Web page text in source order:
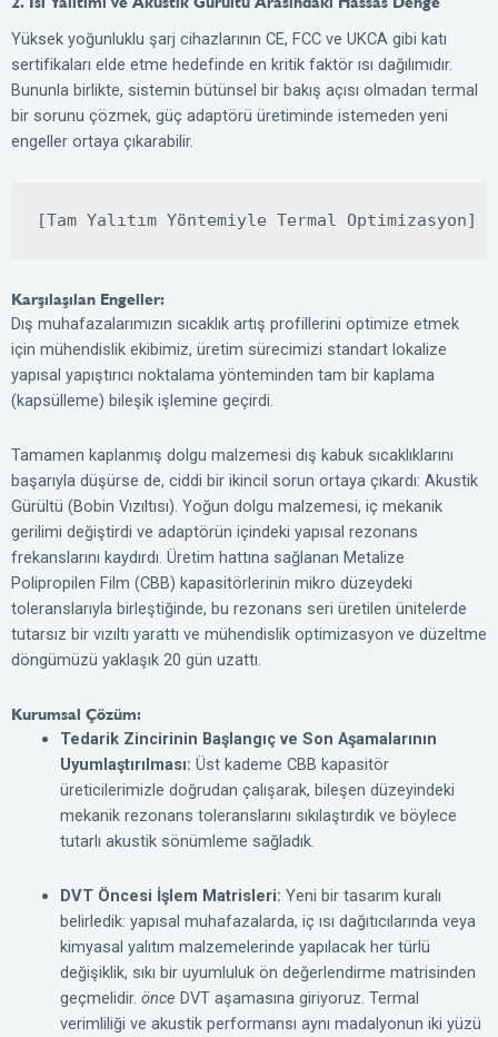
Yüksek yoğunluklu şarj cihazlarının CE, FCC ve UKCA gibi katı
sertifikaları elde etme hedefinde en kritik faktör ısı dağılımıdır.
Bununla birlikte, sistemin bütünsel bir bakış açısı olmadan termal
bir sorunu çözmek, güç adaptörü üretiminde istemeden yeni
engeller ortaya çıkarabilir.
Karşılaşılan Engeller:
Dış muhafazalarımızın sıcaklık artış profillerini optimize etmek
için mühendislik ekibimiz, üretim sürecimizi standart lokalize
yapısal yapıştırıcı noktalama yönteminden tam bir kaplama
(kapsülleme) bileşik işlemine geçirdi.
Tamamen kaplanmış dolgu malzemesi dış kabuk sıcaklıklarını
başarıyla düşürse de, ciddi bir ikincil sorun ortaya çıkardı: Akustik
Gürültü (Bobin Vızıltısı). Yoğun dolgu malzemesi, iç mekanik
gerilimi değiştirdi ve adaptörün içindeki yapısal rezonans
frekanslarını kaydırdı. Üretim hattına sağlanan Metalize
Polipropilen Film (CBB) kapasitörlerinin mikro düzeydeki
toleranslarıyla birleştiğinde, bu rezonans seri üretilen ünitelerde
tutarsız bir vızıltı yarattı ve mühendislik optimizasyon ve düzeltme
döngümüzü yaklaşık 20 gün uzattı.
Kurumsal Çözüm:
Tedarik Zincirinin Başlangıç ve Son Aşamalarının
Uyumlaştırılması: Üst kademe CBB kapasitör
üreticilerimizle doğrudan çalışarak, bileşen düzeyindeki
mekanik rezonans toleranslarını sıkılaştırdık ve böylece
tutarlı akustik sönümleme sağladık.
DVT Öncesi İşlem Matrisleri: Yeni bir tasarım kuralı
belirledik: yapısal muhafazalarda, iç ısı dağıtıcılarında veya
kimyasal yalıtım malzemelerinde yapılacak her türlü
değişiklik, sıkı bir uyumluluk ön değerlendirme matrisinden
geçmelidir. önce DVT aşamasına giriyoruz. Termal
verimliliği ve akustik performansı aynı madalyonun iki yüzü